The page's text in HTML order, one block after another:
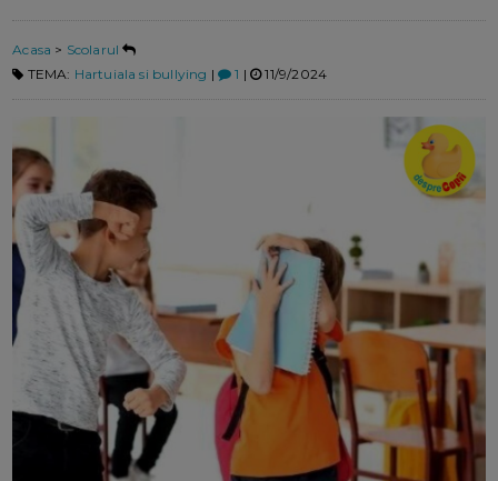
Acasa > Scolarul
TEMA: Hartuiala si bullying | 1 | 11/9/2024